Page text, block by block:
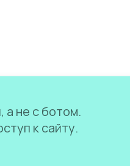
а не с ботом.
к сайту.